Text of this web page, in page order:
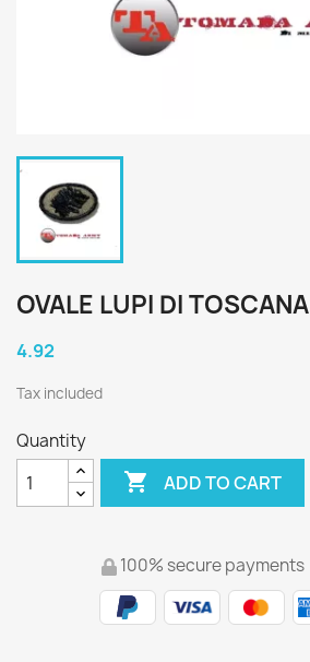
OVALE LUPI DI TOSCANA
4.92
Tax included
Quantity
 ADD TO CART
100% secure payments